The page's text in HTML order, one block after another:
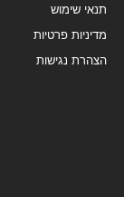
תנאי שימוש
מדיניות פרטיות
הצהרת נגישות